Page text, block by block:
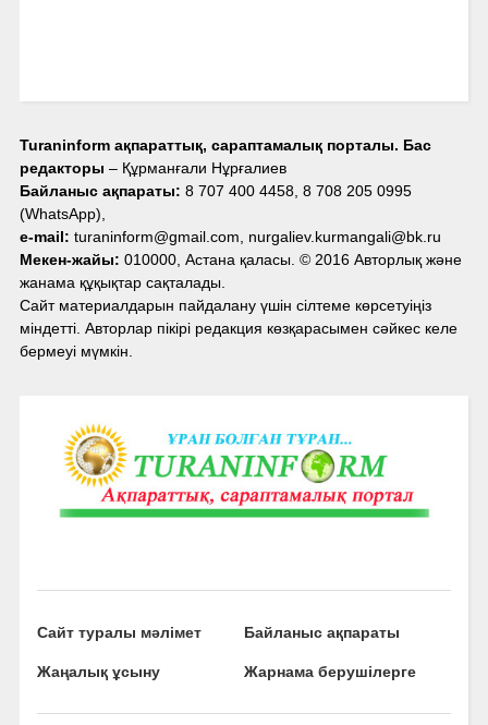
Turaninform ақпараттық, сараптамалық порталы. Бас
редакторы – Құрманғали Нұрғалиев
Байланыс ақпараты: 8 707 400 4458, 8 708 205 0995
(WhatsApp),
e-mail: turaninform@gmail.com, nurgaliev.kurmangali@bk.ru
Мекен-жайы: 010000, Астана қаласы. © 2016 Авторлық және
жанама құқықтар сақталады.
Сайт материалдарын пайдалану үшін сілтеме көрсетуіңіз
міндетті. Авторлар пікірі редакция көзқарасымен сәйкес келе
бермеуі мүмкін.
Сайт туралы мәлімет Байланыс ақпараты
Жаңалық ұсыну Жарнама берушілерге